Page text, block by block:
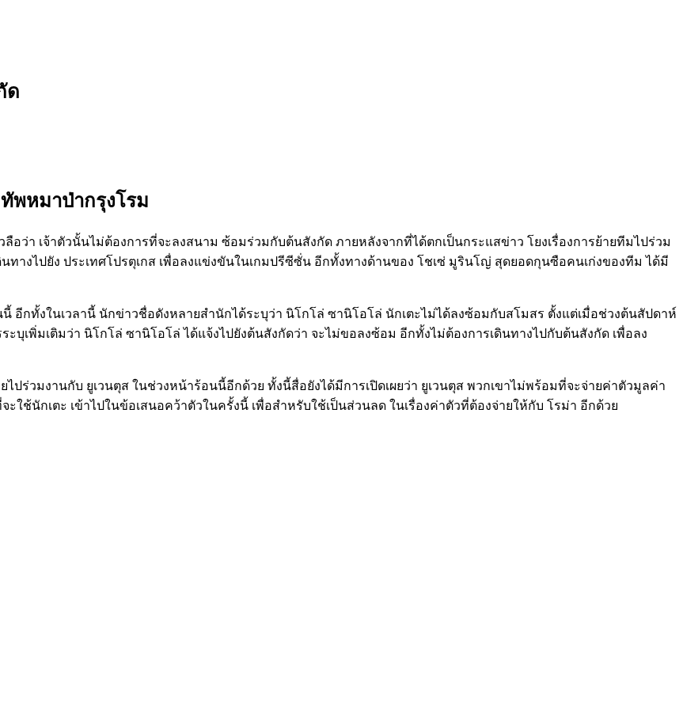
ด
พหมาป่ากรุงโรม
ลือว่า เจ้าตัวนั้นไม่ต้องการที่จะลงสนาม ซ้อมร่วมกับต้นสังกัด ภายหลังจากที่ได้ตกเป็นกระแสข่าว โยงเรื่องการย้ายทีมไปร่วม
างไปยัง ประเทศโปรตุเกส เพื่อลงแข่งขันในเกมปรีซีซั่น อีกทั้งทางด้านของ โชเซ่ มูรินโญ่ สุดยอดกุนซือคนเก่งของทีม ได้มี
อีกทั้งในเวลานี้ นักข่าวชื่อดังหลายสำนักได้ระบุว่า นิโกโล่ ซานิโอโล่ นักเตะไม่ได้ลงซ้อมกับสโมสร ตั้งแต่เมื่อช่วงต้นสัปดาห์
บุเพิ่มเติมว่า นิโกโล่ ซานิโอโล่ ได้แจ้งไปยังต้นสังกัดว่า จะไม่ขอลงซ้อม อีกทั้งไม่ต้องการเดินทางไปกับต้นสังกัด เพื่อลง
ปร่วมงานกับ ยูเวนตุส ในช่วงหน้าร้อนนี้อีกด้วย ทั้งนี้สื่อยังได้มีการเปิดเผยว่า ยูเวนตุส พวกเขาไม่พร้อมที่จะจ่ายค่าตัวมูลค่า
ใช้นักเตะ เข้าไปในข้อเสนอคว้าตัวในครั้งนี้ เพื่อสำหรับใช้เป็นส่วนลด ในเรื่องค่าตัวที่ต้องจ่ายให้กับ โรม่า อีกด้วย